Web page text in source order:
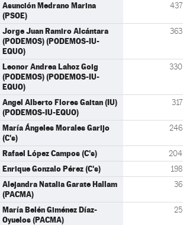
Asunción Medrano Marina
(PSOE)
437
Jorge Juan Ramiro Alcántara
(PODEMOS) (PODEMOS-IU-
EQUO)
363
Leonor Andrea Lahoz Goig
(PODEMOS) (PODEMOS-IU-
EQUO)
330
Angel Alberto Flores Gaitan (IU)
(PODEMOS-IU-EQUO)
317
María Ángeles Morales Garijo
(C's)
246
Rafael López Campos (C's) 204
Enrique Gonzalo Pérez (C's) 198
Alejandra Natalia Garate Hallam
(PACMA)
36
María Belén Giménez Díaz-
Oyuelos (PACMA)
25